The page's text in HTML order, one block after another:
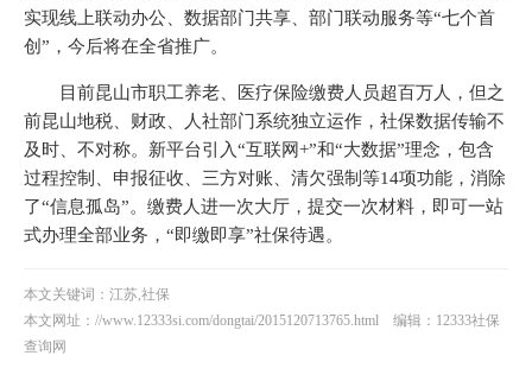
实现线上联动办公、数据部门共享、部门联动服务等“七个首
创”，今后将在全省推广。
目前昆山市职工养老、医疗保险缴费人员超百万人，但之
前昆山地税、财政、人社部门系统独立运作，社保数据传输不
及时、不对称。新平台引入“互联网+”和“大数据”理念，包含
过程控制、申报征收、三方对账、清欠强制等14项功能，消除
了“信息孤岛”。缴费人进一次大厅，提交一次材料，即可一站
式办理全部业务，“即缴即享”社保待遇。
本文关键词：江苏,社保
本文网址： //www.12333si.com/dongtai/2015120713765.html 编辑：12333社保
查询网